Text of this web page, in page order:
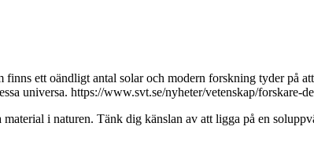
ett oändligt antal solar och modern forskning tyder på
universa. https://www.svt.se/nyheter/vetenskap/forskare-
i naturen. Tänk dig känslan av att ligga på en